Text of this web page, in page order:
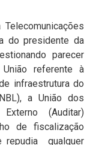
do presidente da
parecer
referente à
infraestrutura do
a União dos
(Auditar)
de fiscalização
repudia qualquer